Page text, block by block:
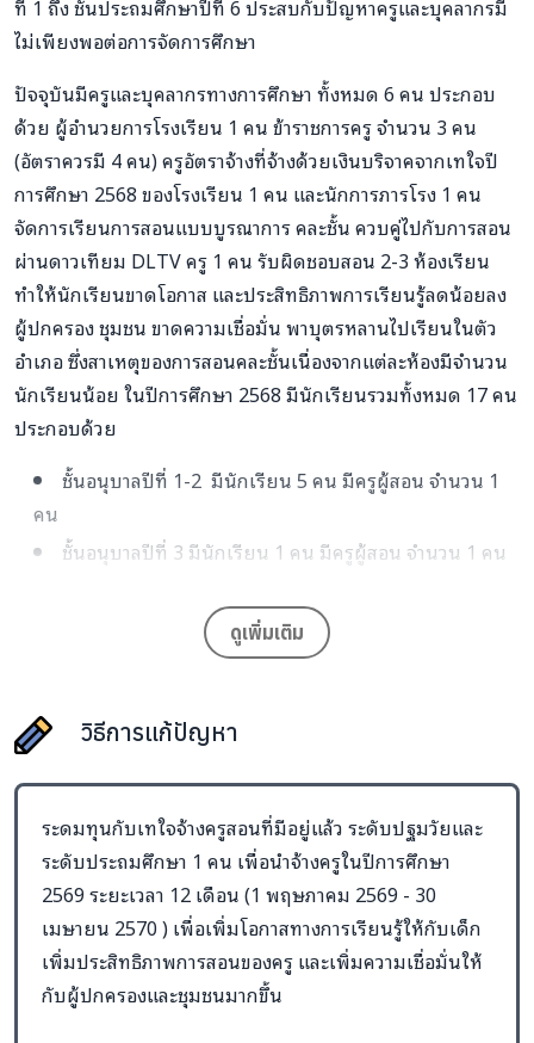
ที่ 1 ถึง ชั้นประถมศึกษาปีที่ 6 ประสบกับปัญหาครูและบุคลากรมี
ไม่เพียงพอต่อการจัดการศึกษา
ปัจจุบันมีครูและบุคลากรทางการศึกษา ทั้งหมด 6 คน ประกอบ
ด้วย ผู้อำนวยการโรงเรียน 1 คน ข้าราชการครู จำนวน 3 คน
(อัตราควรมี 4 คน) ครูอัตราจ้างที่จ้างด้วยเงินบริจาคจากเทใจปี
การศึกษา 2568 ของโรงเรียน 1 คน และนักการภารโรง 1 คน
จัดการเรียนการสอนแบบบูรณาการ คละชั้น ควบคู่ไปกับการสอน
ผ่านดาวเทียม DLTV ครู 1 คน รับผิดชอบสอน 2-3 ห้องเรียน
ทำให้นักเรียนขาดโอกาส และประสิทธิภาพการเรียนรู้ลดน้อยลง
ผู้ปกครอง ชุมชน ขาดความเชื่อมั่น พาบุตรหลานไปเรียนในตัว
อำเภอ ซึ่งสาเหตุของการสอนคละชั้นเนื่องจากแต่ละห้องมีจำนวน
นักเรียนน้อย ในปีการศึกษา 2568 มีนักเรียนรวมทั้งหมด 17 คน
ประกอบด้วย
ชั้นอนุบาลปีที่ 1-2 มีนักเรียน 5 คน มีครูผู้สอน จำนวน 1
คน
ชั้นอนุบาลปีที่ 3 มีนักเรียน 1 คน มีครูผู้สอน จำนวน 1 คน
2568 สามารถจ้างได้ถึงเดือน เมษายน 2569) โดยในภาคเช้า
สอนชั้นอนุบาล ภาคบ่ายช่วยสอนชั้น ป.1, ป.2, ป.4 และ ป.6
คน
คน
ความต้องการ
จ้างครูจ้างสอนที่มีอยู่แล้ว ระดับปฐมวัยและ
ประถมศึกษา 1 คน ระยะเวลาในการจ้าง 12 เดือน ๆ ละ 9,000
บาท รวมเป็นเงินทั้งสิ้น 108,000 บาท
แนวทางแก้ไขปัญหาระยะยาวคือ เพิ่มความเชื่อมั่นให้กับผู้
ปกครอง ชุมชน เพิ่มจำนวนนักเรียนให้มากขึ้น เพื่อให้ได้รับการ
ดูเพิ่มเติม
วิธีการแก้ปัญหา
ระดมทุนกับเทใจจ้างครูสอนที่มีอยู่แล้ว ระดับปฐมวัยและ
ระดับประถมศึกษา 1 คน เพื่อนำจ้างครูในปีการศึกษา
2569 ระยะเวลา 12 เดือน (1 พฤษภาคม 2569 - 30
เมษายน 2570 ) เพื่อเพิ่มโอกาสทางการเรียนรู้ให้กับเด็ก
เพิ่มประสิทธิภาพการสอนของครู และเพิ่มความเชื่อมั่นให้
กับผู้ปกครองและชุมชนมากขึ้น